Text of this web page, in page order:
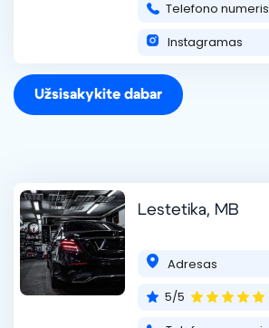
Telefono numeris
Instagramas
Užsisakykite dabar
Lestetika, MB
Adresas
5/5